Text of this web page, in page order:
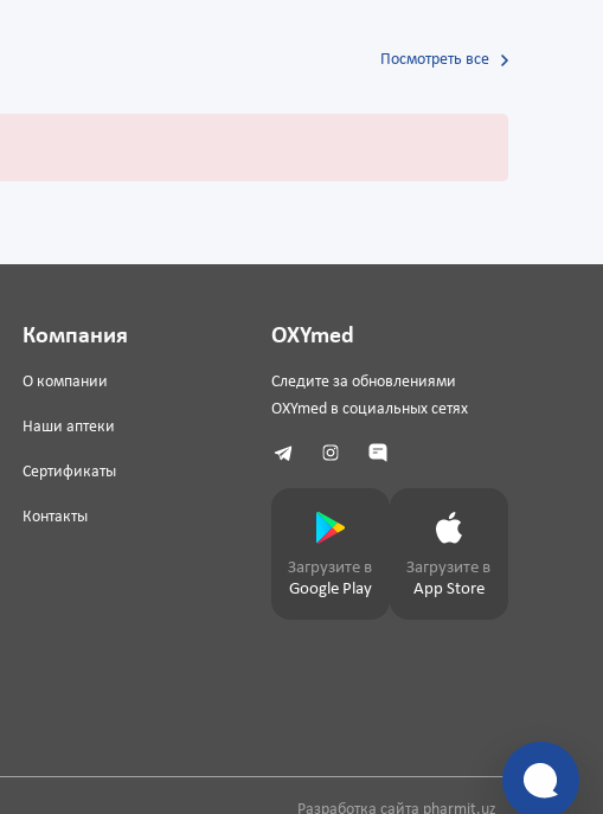
Посмотреть все
Компания
О компании
Наши аптеки
Сертификаты
Контакты
OXYmed
Следите за обновлениями
OXYmed в социальных сетях
Загрузите в
Google Play
Загрузите в
App Store
Разработка сайта pharmit.uz